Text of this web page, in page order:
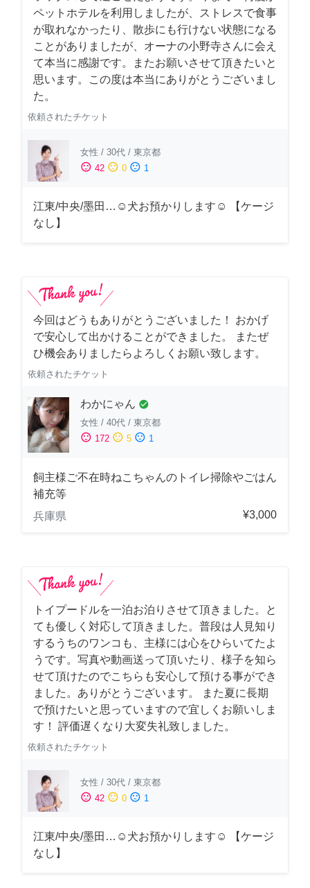
ペットホテルを利用しましたが、ストレスで食事
が取れなかったり、散歩にも行けない状態になる
ことがありましたが、オーナの小野寺さんに会え
て本当に感謝です。またお願いさせて頂きたいと
思います。この度は本当にありがとうございまし
た。
依頼されたチケット
女性 / 30代 / 東京都
sentiment_satisfied 42 sentiment_neutral 0 sentiment_dissatisfied 1
江東/中央/墨田…☺︎犬お預かりします☺︎ 【ケージ
なし】
今回はどうもありがとうございました！ おかげ
で安心して出かけることができました。 またぜ
ひ機会ありましたらよろしくお願い致します。
依頼されたチケット
わかにゃん check_circle
女性 / 40代 / 東京都
sentiment_satisfied 172 sentiment_neutral 5 sentiment_dissatisfied 1
飼主様ご不在時ねこちゃんのトイレ掃除やごはん
補充等
兵庫県
¥3,000
トイプードルを一泊お泊りさせて頂きました。と
ても優しく対応して頂きました。普段は人見知り
するうちのワンコも、主様には心をひらいてたよ
うです。写真や動画送って頂いたり、様子を知ら
せて頂けたのでこちらも安心して預ける事ができ
ました。ありがとうございます。 また夏に長期
で預けたいと思っていますので宜しくお願いしま
す！ 評価遅くなり大変失礼致しました。
依頼されたチケット
女性 / 30代 / 東京都
sentiment_satisfied 42 sentiment_neutral 0 sentiment_dissatisfied 1
江東/中央/墨田…☺︎犬お預かりします☺︎ 【ケージ
なし】